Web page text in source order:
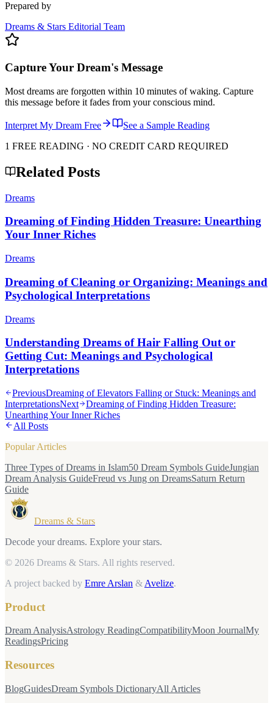
Prepared by
Dreams & Stars Editorial Team
Capture Your Dream's Message
Most dreams are forgotten within 10 minutes of waking. Capture
this message before it fades from your conscious mind.
Interpret My Dream Free
See a Sample Reading
1 FREE READING · NO CREDIT CARD REQUIRED
Related Posts
Dreams
Dreaming of Finding Hidden Treasure: Unearthing
Your Inner Riches
Dreams
Dreaming of Cleaning or Organizing: Meanings and
Psychological Interpretations
Dreams
Understanding Dreams of Hair Falling Out or
Getting Cut: Meanings and Psychological
Interpretations
PreviousDreaming of Elevators Falling or Stuck: Meanings and
InterpretationsNext
Dreaming of Finding Hidden Treasure:
Unearthing Your Inner Riches
All Posts
Popular Articles
Three Types of Dreams in Islam50 Dream Symbols GuideJungian
Dream Analysis GuideFreud vs Jung on DreamsSaturn Return
Guide
Dreams & Stars
Decode your dreams. Explore your stars.
© 2026 Dreams & Stars. All rights reserved.
A project backed by Emre Arslan & Avelize.
Product
Dream AnalysisAstrology ReadingCompatibilityMoon JournalMy
ReadingsPricing
Resources
BlogGuidesDream Symbols DictionaryAll Articles